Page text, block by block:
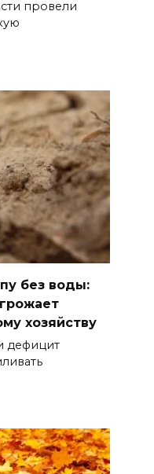
провели
без воды:
хозяйству
дефицит